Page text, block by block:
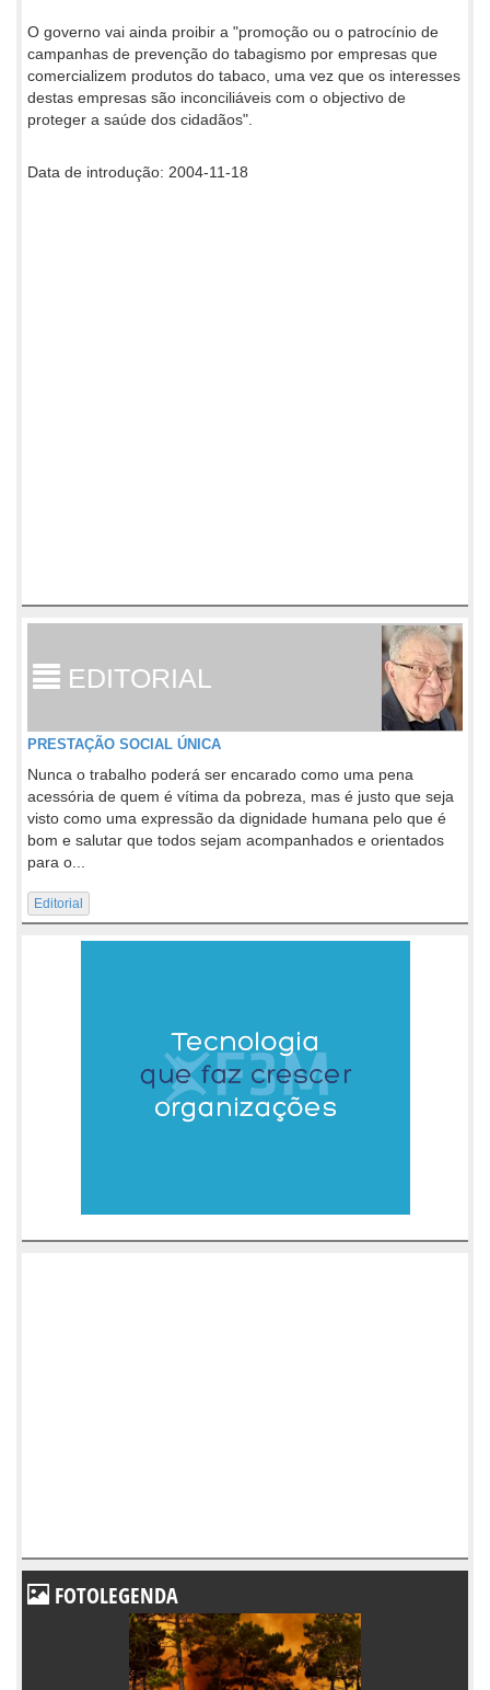
O governo vai ainda proibir a "promoção ou o patrocínio de
campanhas de prevenção do tabagismo por empresas que
comercializem produtos do tabaco, uma vez que os interesses
destas empresas são inconciliáveis com o objectivo de
proteger a saúde dos cidadãos".
Data de introdução: 2004-11-18
EDITORIAL
PRESTAÇÃO SOCIAL ÚNICA
Nunca o trabalho poderá ser encarado como uma pena
acessória de quem é vítima da pobreza, mas é justo que seja
visto como uma expressão da dignidade humana pelo que é
bom e salutar que todos sejam acompanhados e orientados
para o...
Editorial
FOTOLEGENDA